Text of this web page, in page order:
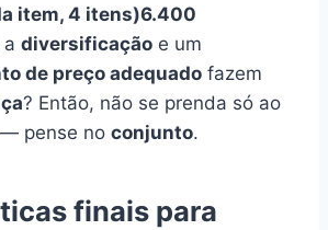
item, 4 itens)6.400
diversificação e um
de preço adequado fazem
? Então, não se prenda só ao
— pense no conjunto.
finais para